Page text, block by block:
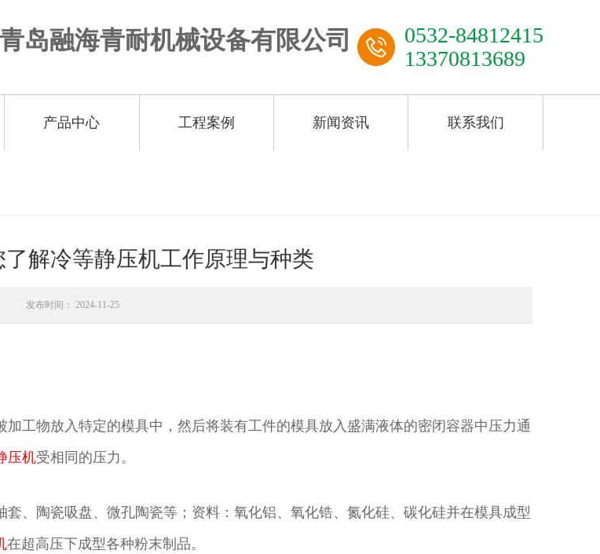
0532-84812415
13370813689
产品中心 工程案例 新闻资讯 联系我们
解冷等静压机工作原理与种类
发布时间： 2024-11-25
工物放入特定的模具中，然后将装有工件的模具放入盛满液体的密闭容器中压力通
压机受相同的压力。
、陶瓷吸盘、微孔陶瓷等；资料：氧化铝、氧化锆、氮化硅、碳化硅并在模具成型
在超高压下成型各种粉末制品。